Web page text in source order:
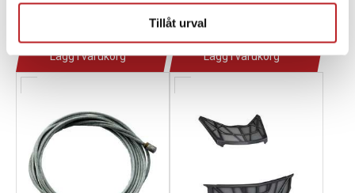
Tillåt urval
2-4 dagar lev. tid
Lägg i varukorg
2-4 dagar lev. tid
(Utgående)
Lägg i varukorg